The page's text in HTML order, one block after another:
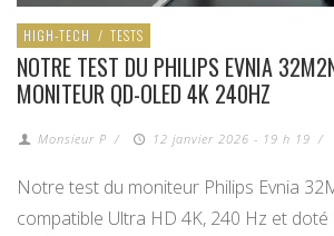
HIGH-TECH / TESTS
NOTRE TEST DU PHILIPS EVNIA
MONITEUR QD-OLED 4K 240HZ
Monsieur P / 12 janvier 2026 - 19 h 19 /
Notre test du moniteur Philips Evnia
compatible Ultra HD 4K, 240 Hz et doté